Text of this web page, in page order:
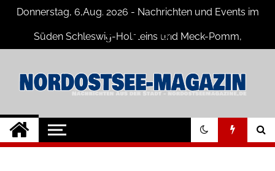
SkipDonnerstag, 6,Aug. 2026 - Nachrichten und Events im
Süden Schleswig-Holsteins und Meck-Pomm,
Nord-Ostsee-
Magazine Blog
Der Blog der Nord-Ostsee Magazine